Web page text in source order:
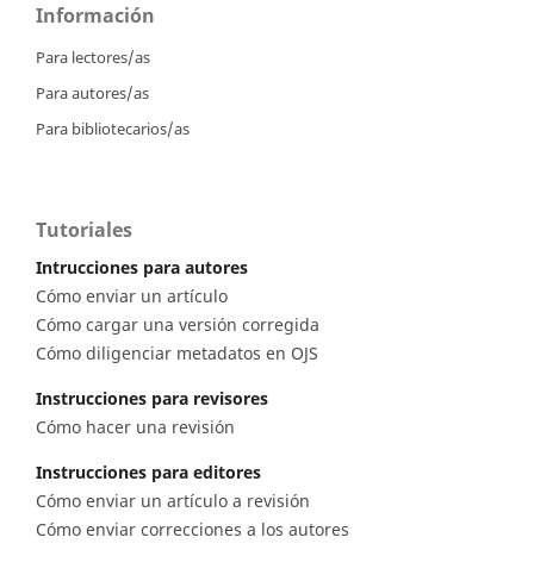
Información
Para lectores/as
Para autores/as
Para bibliotecarios/as
Tutoriales
Intrucciones para autores
Cómo enviar un artículo
Cómo cargar una versión corregida
Cómo diligenciar metadatos en OJS
Instrucciones para revisores
Cómo hacer una revisión
Instrucciones para editores
Cómo enviar un artículo a revisión
Cómo enviar correcciones a los autores